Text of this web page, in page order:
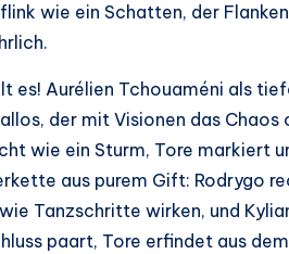
wie ein Schatten, der
es! Aurélien Tchouaméni als
der mit Visionen das Chaos
wie ein Sturm, Tore markiert
aus purem Gift: Rodrygo
Tanzschritte wirken, und
paart, Tore erfindet aus